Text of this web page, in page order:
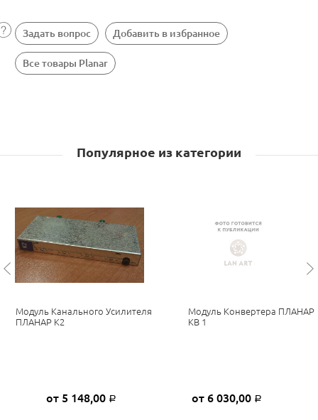
Задать вопрос Добавить в избранное
Все товары Planar
Популярное из категории
Модуль Канального Усилителя
ПЛАНАР К2
от 5 148,00 Р
Модуль Конвертера ПЛАНАР
КВ 1
от 6 030,00 Р